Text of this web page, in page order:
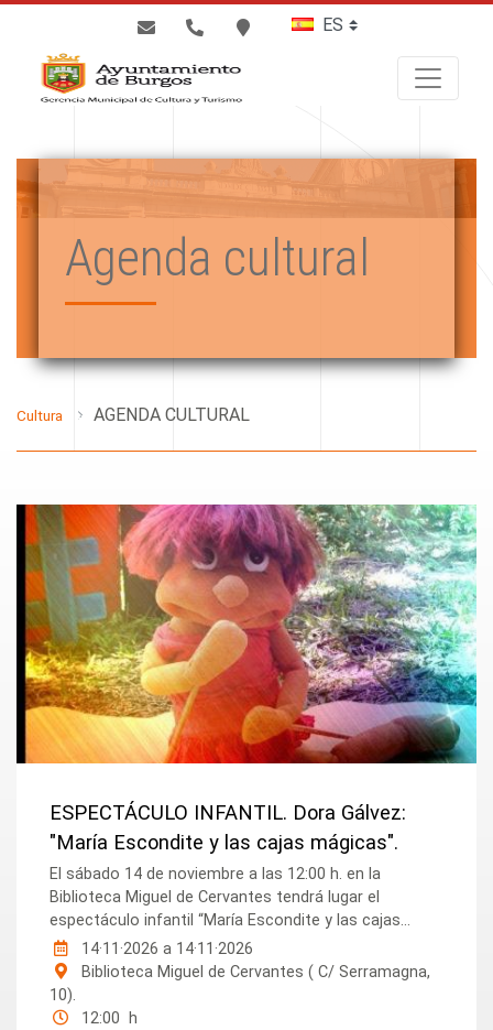
Agenda cultural
Cultura AGENDA CULTURAL
ESPECTÁCULO INFANTIL. Dora Gálvez:
"María Escondite y las cajas mágicas".
El sábado 14 de noviembre a las 12:00 h. en la
Biblioteca Miguel de Cervantes tendrá lugar el
espectáculo infantil “María Escondite y las cajas...
14·11·2026a 14·11·2026
Biblioteca Miguel de Cervantes ( C/ Serramagna,
10).
12:00 h